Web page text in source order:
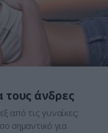
τους άνδρες
από τις γυναίκες;
σημαντικό για